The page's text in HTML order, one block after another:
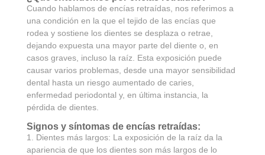
Cuando hablamos de encías retraídas, nos referimos a
una condición en la que el tejido de las encías que
rodea y sostiene los dientes se desplaza o retrae,
dejando expuesta una mayor parte del diente o, en
casos graves, incluso la raíz. Esta exposición puede
causar varios problemas, desde una mayor sensibilidad
dental hasta un riesgo aumentado de caries,
enfermedad periodontal y, en última instancia, la
pérdida de dientes.
Signos y síntomas de encías retraídas:
1. Dientes más largos: La exposición de la raíz da la
apariencia de que los dientes son más largos de lo